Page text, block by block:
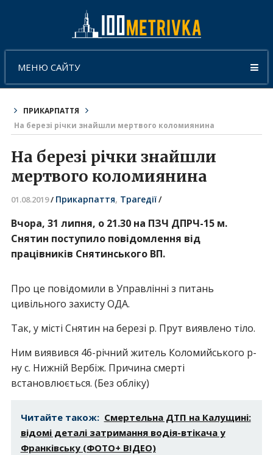
МЕНЮ САЙТУ
ПРИКАРПАТТЯ
На березі річки знайшли мертвого коломиянина
На березі річки знайшли
мертвого коломиянина
01.08.2019/ Прикарпаття, Трагедії/
Вчора, 31 липня, о 21.30 на ПЗЧ ДПРЧ-15 м.
Снятин поступило повідомлення від
працівників Снятинського ВП.
Про це повідомили в Управлінні з питань
цивільного захисту ОДА.
Так, у місті Снятин на березі р. Прут виявлено тіло.
Ним виявився 46-річний житель Коломийського р-
ну с. Нижній Вербіж. Причина смерті
встановлюється. (Без обліку)
Читайте також: Смертельна ДТП на Калущині:
відомі деталі затримання водія-втікача у
Франківську (ФОТО+ ВІДЕО)